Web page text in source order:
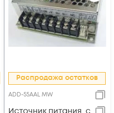
Распродажа остатков
ADD-55AAL MW